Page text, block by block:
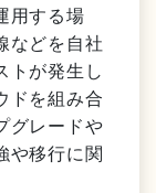
用する場
などを自社
トが発生し
ドを組み合
グレードや
や移行に関